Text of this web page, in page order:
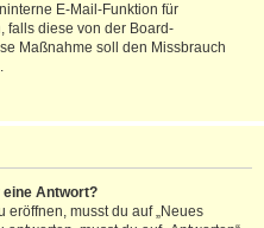
E-Mail-Funktion für
falls diese von der Board-
Maßnahme soll den Missbrauch
eine Antwort?
eröffnen, musst du auf „Neues